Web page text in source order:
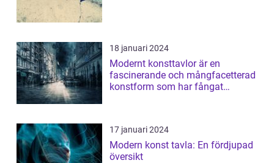
18 januari 2024
Modernt konsttavlor är en
fascinerande och mångfacetterad
konstform som har fångat
17 januari 2024
Modern konst tavla: En fördjupad
översikt